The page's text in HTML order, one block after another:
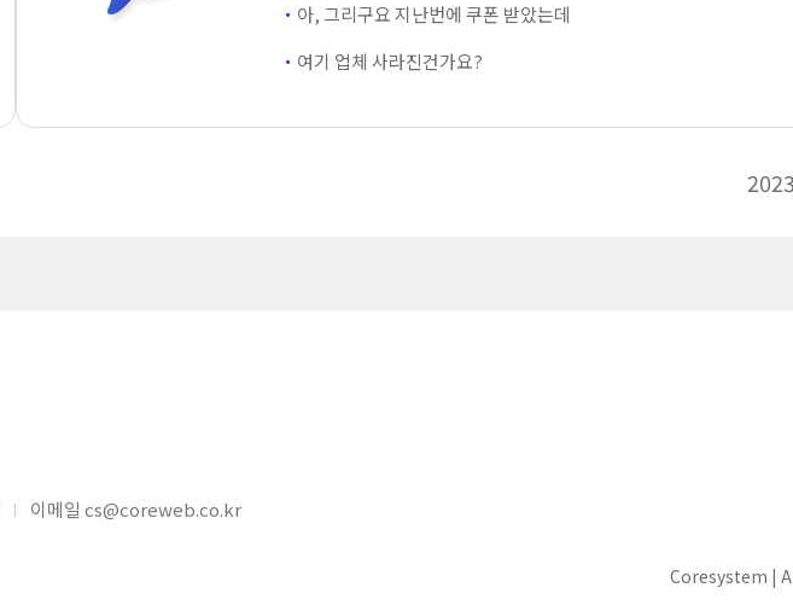
· 아, 그리구요 지난번에 쿠폰 받았는데
· 여기 업체 사라진건가요?
이메일 cs@coreweb.co.kr
Coresystem |